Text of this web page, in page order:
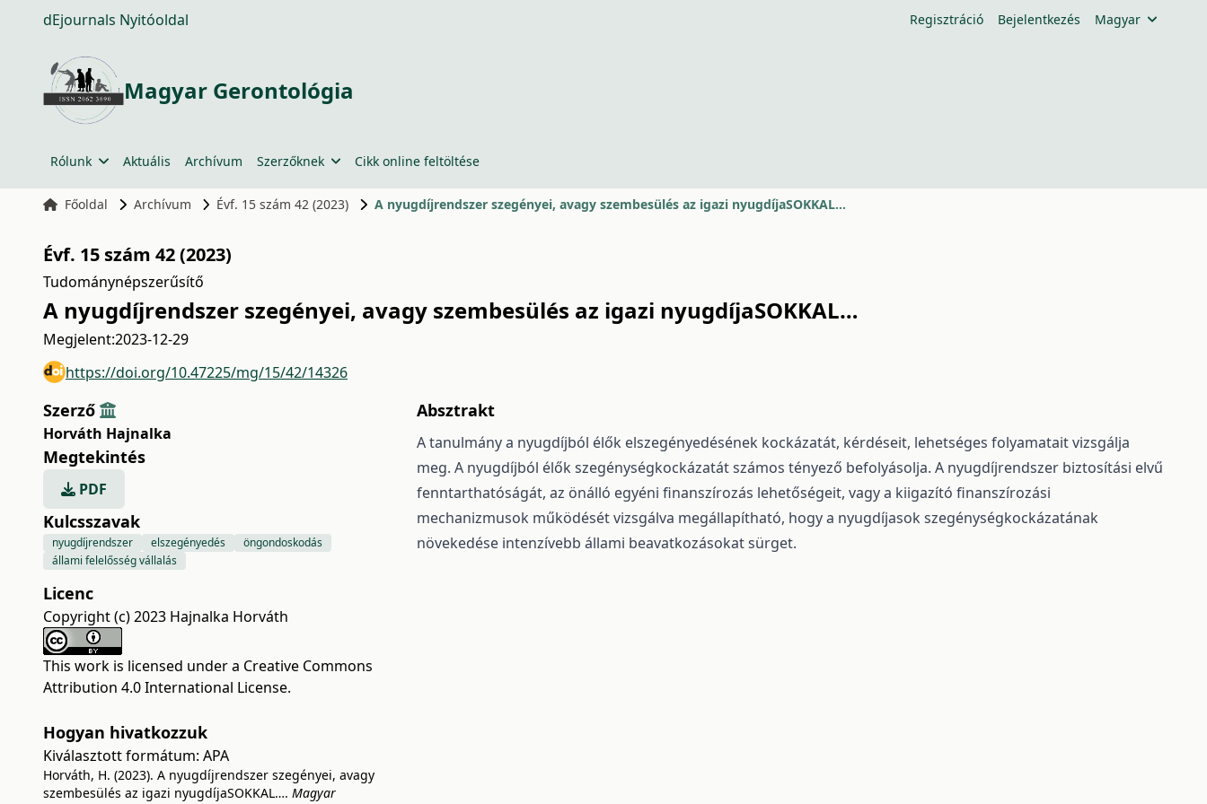
dEjournals Nyitóoldal Regisztráció Bejelentkezés Magyar
Magyar Gerontológia
Rólunk Aktuális Archívum Szerzőknek Cikk online feltöltése
Főoldal Archívum Évf. 15 szám 42 (2023) A nyugdíjrendszer szegényei, avagy szembesülés az igazi nyugdíjaSOKKAL…
Évf. 15 szám 42 (2023)
Tudománynépszerűsítő
A nyugdíjrendszer szegényei, avagy szembesülés az igazi nyugdíjaSOKKAL…
Megjelent:2023-12-29
https://doi.org/10.47225/mg/15/42/14326
Szerző
Horváth Hajnalka
Megtekintés
PDF
Kulcsszavak
nyugdíjrendszer elszegényedés
öngondoskodás
állami felelősség vállalás
Licenc
Copyright (c) 2023 Hajnalka Horváth
This work is licensed under a Creative Commons
Attribution 4.0 International License.
Hogyan hivatkozzuk
Kiválasztott formátum: APA
Horváth, H. (2023). A nyugdíjrendszer szegényei, avagy
szembesülés az igazi nyugdíjaSOKKAL…. Magyar
Absztrakt
A tanulmány a nyugdíjból élők elszegényedésének kockázatát, kérdéseit, lehetséges folyamatait vizsgálja
meg. A nyugdíjból élők szegénységkockázatát számos tényező befolyásolja. A nyugdíjrendszer biztosítási elvű
fenntarthatóságát, az önálló egyéni finanszírozás lehetőségeit, vagy a kiigazító finanszírozási
mechanizmusok működését vizsgálva megállapítható, hogy a nyugdíjasok szegénységkockázatának
növekedése intenzívebb állami beavatkozásokat sürget.